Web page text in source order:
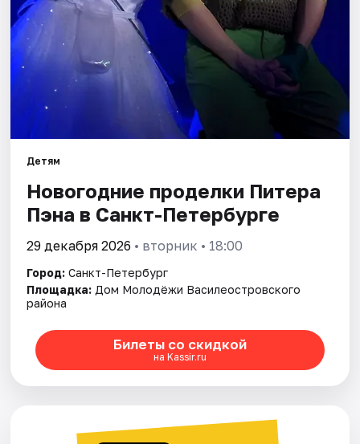
Детям
Новогодние проделки Питера
Пэна в Санкт-Петербурге
29 декабря 2026 • вторник • 18:00
Город: Санкт-Петербург
Площадка: Дом Молодёжи Василеостровского
района
Билеты со скидкой
на Kassir.ru